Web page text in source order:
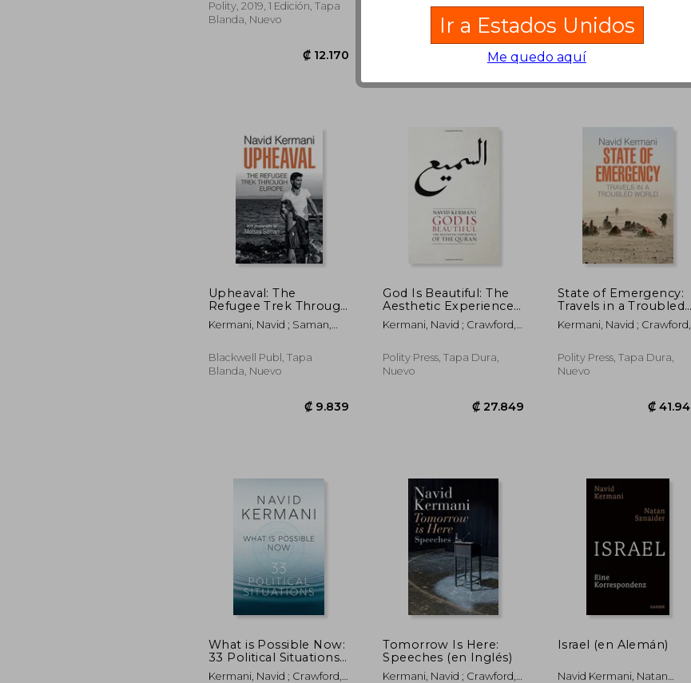
Polity, 2019, 1 Edición, Tapa
Blanda, Nuevo
Polity Press, Tapa Blanda,
John Wiley & Sons Inc, 2011,
Nuevo
Upheaval: The
Refugee Trek Through
Europe
Kermani, Navid ; Saman,
Blackwell Publ, Tapa
Blanda, Nuevo
₡ 9.839
God Is Beautiful: The
Aesthetic Experience
of the Quran (en
Inglés)
Kermani, Navid ; Crawford,
Polity Press, Tapa Dura,
Nuevo
₡ 27.849
State of Emergency:
Travels in a Troubled
World (en Inglés)
Kermani, Navid ; Crawford,
Polity Press, Tapa Dura,
Nuevo
What is Possible Now:
33 Political Situations
(en Inglés)
Kermani, Navid ; Crawford,
Tomorrow Is Here:
Speeches (en Inglés)
Kermani, Navid ; Crawford,
Israel (en Alemán)
Navid Kermani, Natan
Ir a Estados Unidos
Me quedo aquí